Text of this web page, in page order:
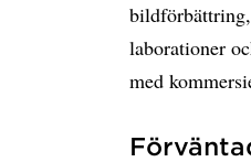
laborationer
med